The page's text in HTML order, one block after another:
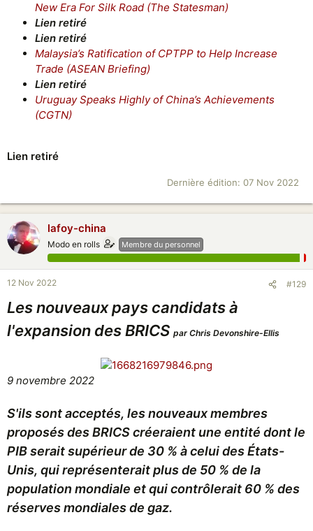
New Era For Silk Road (The Statesman)
Lien retiré
Lien retiré
Malaysia’s Ratification of CPTPP to Help Increase
Trade (ASEAN Briefing)
Lien retiré
Uruguay Speaks Highly of China’s Achievements
(CGTN)
Lien retiré
Dernière édition: 07 Nov 2022
lafoy-china
Modo en rolls Membre du personnel
12 Nov 2022 #129
Les nouveaux pays candidats à
l'expansion des BRICS par Chris Devonshire-Ellis
9 novembre 2022
S'ils sont acceptés, les nouveaux membres
proposés des BRICS créeraient une entité dont le
PIB serait supérieur de 30 % à celui des États-
Unis, qui représenterait plus de 50 % de la
population mondiale et qui contrôlerait 60 % des
réserves mondiales de gaz.